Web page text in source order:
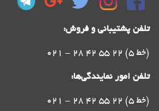
تلفن پشتیبانی و فروش:
021 - 28 42 55 22 (5 خط)
تلفن امور نمایندگی‌ها:
021 - 28 42 55 22 (5 خط)